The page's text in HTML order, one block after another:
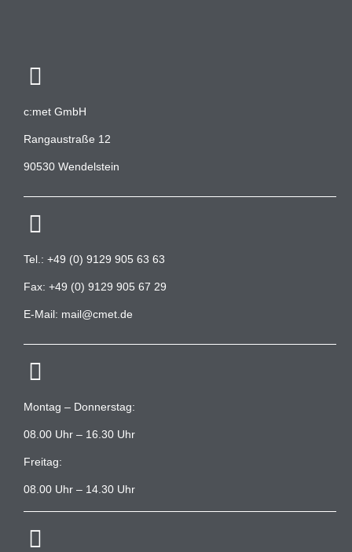
c:met GmbH
Rangaustraße 12
90530 Wendelstein
Tel.: +49 (0) 9129 905 63 63
Fax: +49 (0) 9129 905 67 29
E-Mail: mail@cmet.de
Montag – Donnerstag:
08.00 Uhr – 16.30 Uhr
Freitag:
08.00 Uhr – 14.30 Uhr